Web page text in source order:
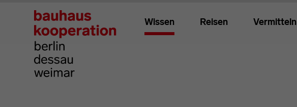
Wissen Reisen Vermitteln